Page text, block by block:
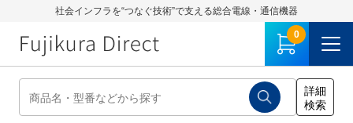
社会インフラを“つなぐ技術”で支える総合電線・通信機器
0